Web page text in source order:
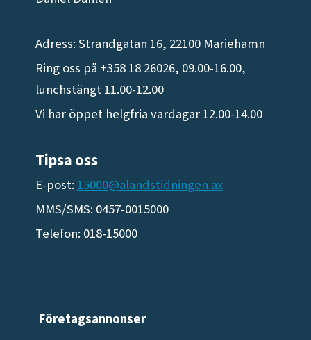
Adress: Strandgatan 16, 22100 Mariehamn
Ring oss på +358 18 26026, 09.00-16.00,
lunchstängt 11.00-12.00
Vi har öppet helgfria vardagar 12.00-14.00
Tipsa oss
E-post: 15000@alandstidningen.ax
MMS/SMS: 0457-0015000
Telefon: 018-15000
Företagsannonser